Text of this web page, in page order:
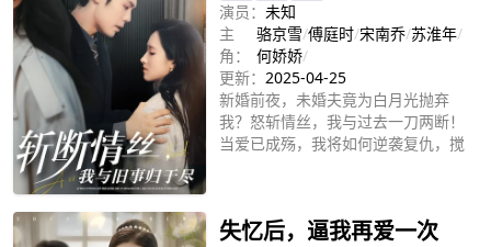
演员： 未知
主
角：
骆京雪/傅庭时/宋南乔/苏淮年/
何娇娇/
更新： 2025-04-25
新婚前夜，未婚夫竟为白月光抛弃
我？怒斩情丝，我与过去一刀两断！
当爱已成殇，我将如何逆袭复仇，搅
失忆后，逼我再爱一次